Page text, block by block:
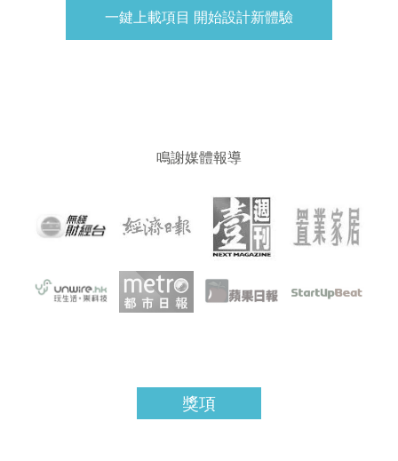
一鍵上載項目 開始設計新體驗
鳴謝媒體報導
獎項